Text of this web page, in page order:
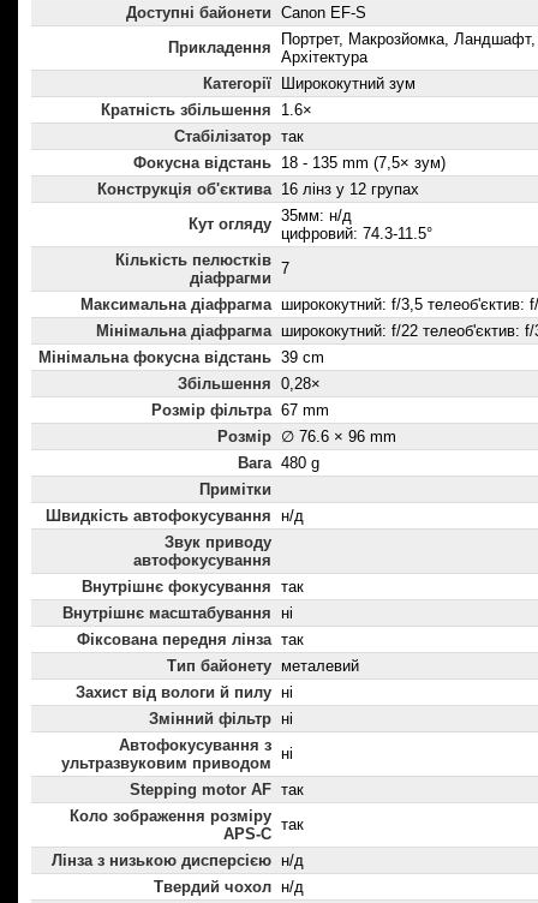
Доступні байонети Canon EF-S
Прикладення
Портрет, Макрозйомка,
Архітектура
Категорії
Ширококутний зум
Кратність збільшення
1.6×
Стабілізатор так
Фокусна відстань 18 - 135 mm (7,5× зум)
Конструкція об'єктива 16 лінз у 12 групах
Кут огляду 35мм: н/д
цифровий: 74.3-11.5°
Кількість пелюстків
діафрагми
7
Максимальна діафрагма ширококутний: f/3,5 телеоб'єктив:
Мінімальна діафрагма ширококутний: f/22 телеоб'єктив: f/
Мінімальна фокусна відстань 39 cm
Збільшення 0,28×
Розмір фільтра 67 mm
Розмір ∅ 76.6 × 96 mm
Вага 480 g
Примітки
Швидкість автофокусування н/д
Звук приводу
автофокусування
Внутрішнє фокусування так
Внутрішнє масштабування
ні
Фіксована передня лінза так
Тип байонету металевий
Захист від вологи й пилу ні
Змінний фільтр ні
Автофокусування з
ультразвуковим приводом
ні
Stepping motor AF так
Коло зображення розміру
APS-C
так
Лінза з низькою дисперсією н/д
Твердий чохол н/д